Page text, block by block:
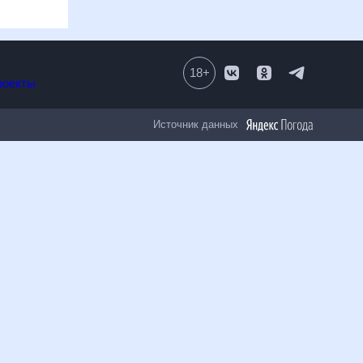
Все проекты
18+
Источник данных